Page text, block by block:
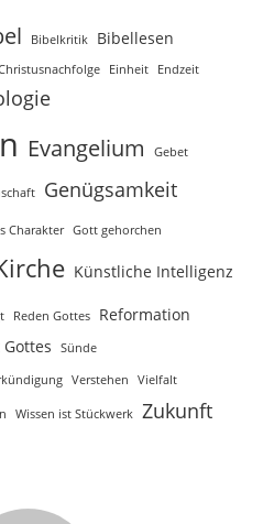
Bibelkritik Bibellesen
Einheit Endzeit
Evangelium Gebet
Genügsamkeit
Charakter Gott gehorchen
Künstliche Intelligenz
Reden Gottes
Reformation
Sünde
Verstehen Vielfalt
Wissen ist Stückwerk Zukunft